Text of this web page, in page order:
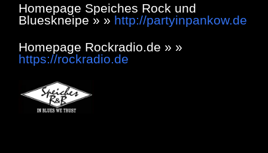
Homepage Speiches Rock und
Blueskneipe » » http://partyinpankow.de
Homepage Rockradio.de » »
https://rockradio.de